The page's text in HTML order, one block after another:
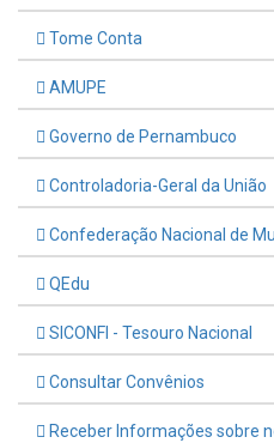
Tome Conta
AMUPE
Governo de Pernambuco
Controladoria-Geral da União
Confederação Nacional de
QEdu
SICONFI - Tesouro Nacional
Consultar Convênios
Receber Informações sobre